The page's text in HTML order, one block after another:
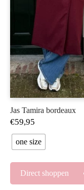
Jas Tamira bordeaux
€59,95
one size
Direct shoppen